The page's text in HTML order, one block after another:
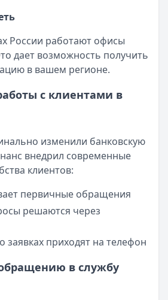
России работают офисы
дает возможность получить
в вашем регионе.
с клиентами в
изменили банковскую
внедрил современные
клиентов:
первичные обращения
решаются через
заявках приходят на телефон
в службу